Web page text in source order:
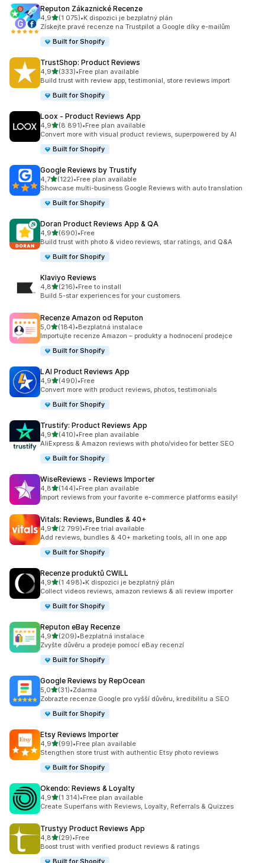
Reputon Zákaznické Recenze
4,9z 5 hvězd
(1 075)
Celkový počet recenzí: 1075
•K dispozici je bezplatný plán
Získejte pravé recenze na Trustpilot a Google díky e-mailům
Built for Shopify
TrustShop: Product Reviews
4,9z 5 hvězd
(333)
Celkový počet recenzí: 333
•Free plan available
Build trust with review app, testimonial, store reviews import
Built for Shopify
Loox ‑ Product Reviews App
4,9z 5 hvězd
(8 891)
Celkový počet recenzí: 8891
•Free plan available
Convert more with visual product reviews, superpowered by AI
Built for Shopify
Google Reviews by Trustify
4,7z 5 hvězd
(122)
Celkový počet recenzí: 122
•Free plan available
Showcase multi-business Google Reviews with auto translation
Built for Shopify
Doran Product Reviews App & QA
4,9z 5 hvězd
(690)
Celkový počet recenzí: 690
•Free
Build trust with photo & video reviews, star ratings, and Q&A
Built for Shopify
Klaviyo Reviews
4,8z 5 hvězd
(216)
Celkový počet recenzí: 216
•Free to install
Build 5-star experiences for your customers.
Recenze Amazon od Reputon
5,0z 5 hvězd
(184)
Celkový počet recenzí: 184
•Bezplatná instalace
Importujte recenze Amazon – produkty a hodnocení prodejce
Built for Shopify
LAI Product Reviews App
4,9z 5 hvězd
(490)
Celkový počet recenzí: 490
•Free
Convert more with product reviews, photos, testimonials
Built for Shopify
Trustify: Product Reviews App
4,9z 5 hvězd
(410)
Celkový počet recenzí: 410
•Free plan available
AliExpress & Amazon reviews with photo/video for better SEO
Built for Shopify
WiseReviews ‑ Reviews Importer
4,8z 5 hvězd
(144)
Celkový počet recenzí: 144
•Free plan available
Import reviews from your favorite e-commerce platforms easily!
Vitals: Reviews, Bundles & 40+
4,9z 5 hvězd
(2 799)
Celkový počet recenzí: 2799
•Free trial available
Add reviews, bundles & 40+ marketing tools, all in one app
Built for Shopify
Recenze produktů CWILL
4,9z 5 hvězd
(1 498)
Celkový počet recenzí: 1498
•K dispozici je bezplatný plán
Collect videos reviews, amazon reviews & ali review importer
Built for Shopify
Reputon eBay Recenze
4,9z 5 hvězd
(209)
Celkový počet recenzí: 209
•Bezplatná instalace
Zvyšte důvěru a prodeje pomocí eBay recenzí
Built for Shopify
Google Reviews by RepOcean
5,0z 5 hvězd
(31)
Celkový počet recenzí: 31
•Zdarma
Zobrazte recenze Google pro vyšší důvěru, kredibilitu a SEO
Built for Shopify
Etsy Reviews Importer
4,9z 5 hvězd
(99)
Celkový počet recenzí: 99
•Free plan available
Stengthen store trust with authentic Etsy photo reviews
Built for Shopify
Okendo: Reviews & Loyalty
4,9z 5 hvězd
(1 314)
Celkový počet recenzí: 1314
•Free plan available
Create Superfans with Reviews, Loyalty, Referrals & Quizzes
Trustyy Product Reviews App
4,8z 5 hvězd
(29)
Celkový počet recenzí: 29
•Free
Boost trust with verified product reviews & ratings